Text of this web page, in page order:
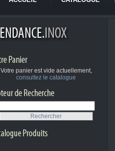
Votre panier est vide actuellement,
consultez le catalogue